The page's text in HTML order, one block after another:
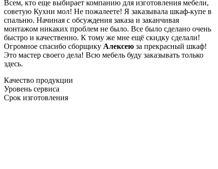
Всем, кто еще выбирает компанию для изготовления мебели,
советую Кухни мол! Не пожалеете! Я заказывала шкаф-купе в
спальню. Начиная с обсуждения заказа и заканчивая
монтажом никаких проблем не было. Все было сделано очень
быстро и качественно. К тому же мне ещё скидку сделали!
Огромное спасибо сборщику Алексею за прекрасный шкаф!
Это мастер своего дела! Всю мебель буду заказывать только
здесь.
Качество продукции
Уровень сервиса
Срок изготовления